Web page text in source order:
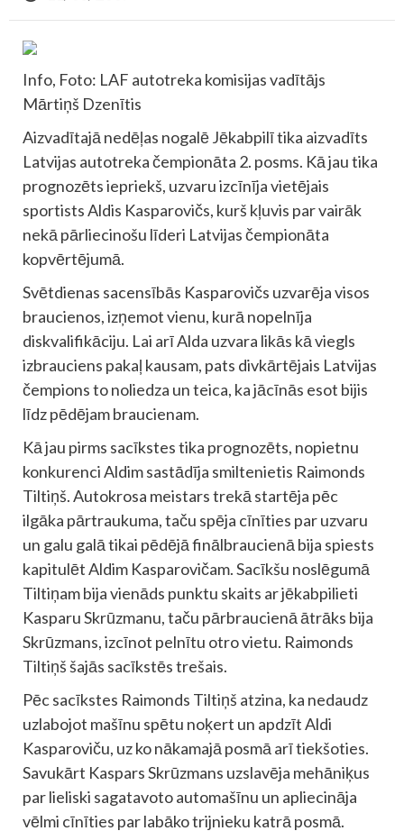
Info, Foto: LAF autotreka komisijas vadītājs
Mārtiņš Dzenītis
Aizvadītajā nedēļas nogalē Jēkabpilī tika aizvadīts
Latvijas autotreka čempionāta 2. posms. Kā jau tika
prognozēts iepriekš, uzvaru izcīnīja vietējais
sportists Aldis Kasparovičs, kurš kļuvis par vairāk
nekā pārliecinošu līderi Latvijas čempionāta
kopvērtējumā.
Svētdienas sacensībās Kasparovičs uzvarēja visos
braucienos, izņemot vienu, kurā nopelnīja
diskvalifikāciju. Lai arī Alda uzvara likās kā viegls
izbrauciens pakaļ kausam, pats divkārtējais Latvijas
čempions to noliedza un teica, ka jācīnās esot bijis
līdz pēdējam braucienam.
Kā jau pirms sacīkstes tika prognozēts, nopietnu
konkurenci Aldim sastādīja smiltenietis Raimonds
Tiltiņš. Autokrosa meistars trekā startēja pēc
ilgāka pārtraukuma, taču spēja cīnīties par uzvaru
un galu galā tikai pēdējā finālbraucienā bija spiests
kapitulēt Aldim Kasparovičam. Sacīkšu noslēgumā
Tiltiņam bija vienāds punktu skaits ar jēkabpilieti
Kasparu Skrūzmanu, taču pārbraucienā ātrāks bija
Skrūzmans, izcīnot pelnītu otro vietu. Raimonds
Tiltiņš šajās sacīkstēs trešais.
Pēc sacīkstes Raimonds Tiltiņš atzina, ka nedaudz
uzlabojot mašīnu spētu noķert un apdzīt Aldi
Kasparoviču, uz ko nākamajā posmā arī tiekšoties.
Savukārt Kaspars Skrūzmans uzslavēja mehāniķus
par lieliski sagatavoto automašīnu un apliecināja
vēlmi cīnīties par labāko trijnieku katrā posmā.